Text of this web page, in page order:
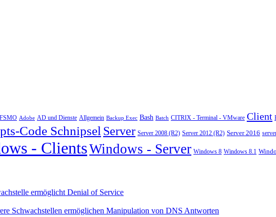
Adobe AD und Dienste Allgemein Backup Exec Bash Batch CITRIX - Terminal - VMware Client
Code Schnipsel Server Server 2008 (R2) Server 2012 (R2) Server 2016
- ClientsWindows - Server Windows 8 Windows 8.1
ermöglicht Denial of Service
Schwachstellen ermöglichen Manipulation von DNS Antworten